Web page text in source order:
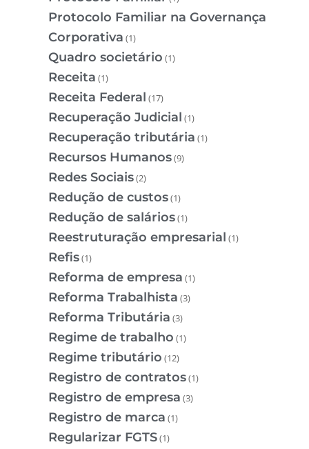
Protocolo Familiar na Governança
Corporativa (1)
Quadro societário (1)
Receita (1)
Receita Federal (17)
Recuperação Judicial (1)
Recuperação tributária (1)
Recursos Humanos(9)
Redes Sociais(2)
Redução de custos(1)
Redução de salários(1)
Reestruturação empresarial (1)
Refis(1)
Reforma de empresa (1)
Reforma Trabalhista (3)
Reforma Tributária (3)
Regime de trabalho (1)
Regime tributário (12)
Registro de contratos(1)
Registro de empresa (3)
Registro de marca (1)
Regularizar FGTS(1)